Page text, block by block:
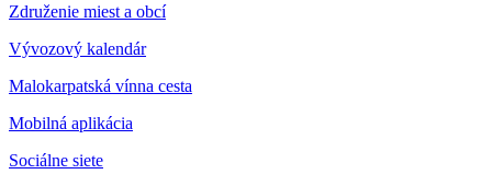
Združenie miest a obcí
Vývozový kalendár
Malokarpatská vínna cesta
Mobilná aplikácia
Sociálne siete